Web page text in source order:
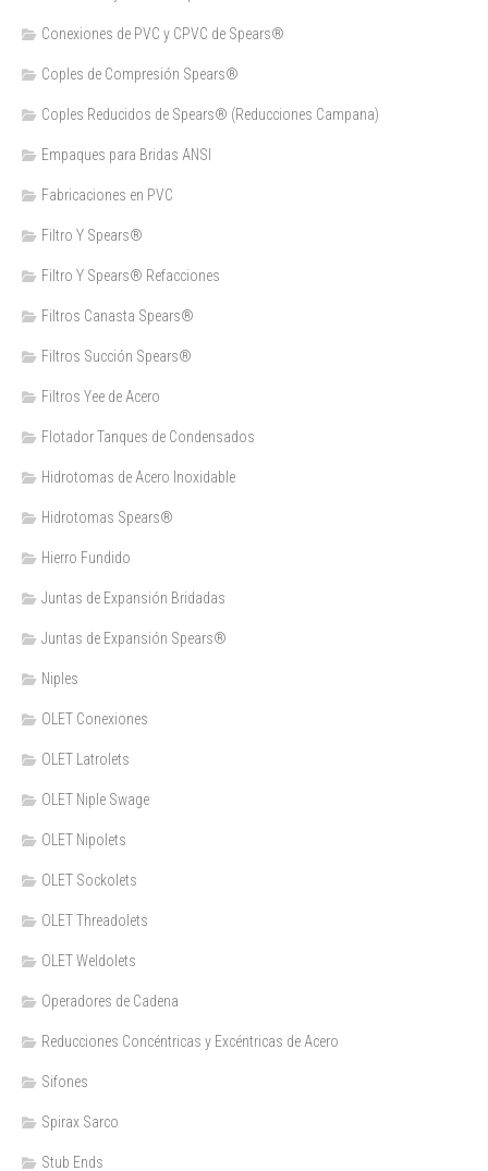
Conexiones de PVC y CPVC de Spears®
Coples de Compresión Spears®
Coples Reducidos de Spears® (Reducciones Campana)
Empaques para Bridas ANSI
Fabricaciones en PVC
Filtro Y Spears®
Filtro Y Spears® Refacciones
Filtros Canasta Spears®
Filtros Succión Spears®
Filtros Yee de Acero
Flotador Tanques de Condensados
Hidrotomas de Acero Inoxidable
Hidrotomas Spears®
Hierro Fundido
Juntas de Expansión Bridadas
Juntas de Expansión Spears®
Niples
OLET Conexiones
OLET Latrolets
OLET Niple Swage
OLET Nipolets
OLET Sockolets
OLET Threadolets
OLET Weldolets
Operadores de Cadena
Reducciones Concéntricas y Excéntricas de Acero
Sifones
Spirax Sarco
Stub Ends